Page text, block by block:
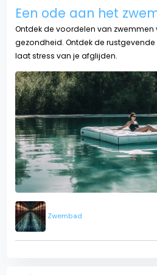
Een ode aan het
Ontdek de voordelen van
gezondheid. Ontdek de
laat stress van je afglijden.
Zwembad